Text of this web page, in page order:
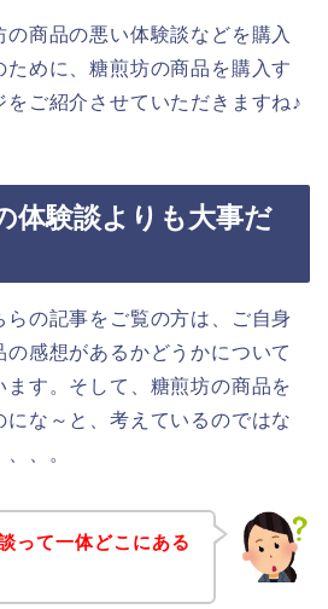
商品の悪い体験談などを購入
ために、糖煎坊の商品を購入す
をご紹介させていただきますね♪
体験談よりも大事だ
らの記事をご覧の方は、ご自身
感想があるかどうかについて
す。そして、糖煎坊の商品を
にな～と、考えているのではな
、。
って一体どこにある